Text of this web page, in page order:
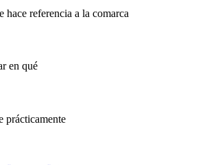
hace referencia a la comarca
en qué
prácticamente